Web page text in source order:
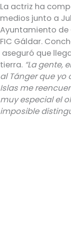
La actriz ha
medios junto a
Ayuntamiento de
FIC Gáldar.
aseguró que
tierra. “La gente,
al Tánger que yo
Islas me
muy especial el
imposible